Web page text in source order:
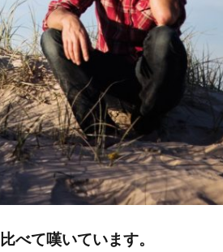
べて嘆いています。